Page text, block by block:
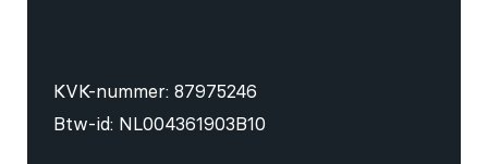
KVK-nummer: 87975246
Btw-id: NL004361903B10